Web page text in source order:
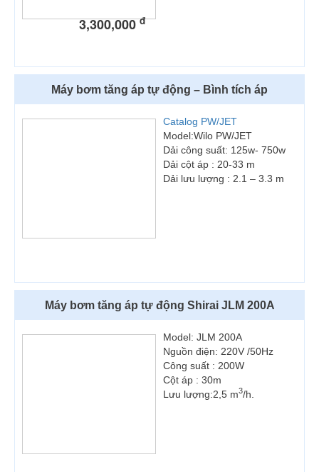
3,300,000đ
Máy bơm tăng áp tự động – Bình tích áp
Catalog PW/JET
Model:Wilo PW/JET
Dải công suất: 125w- 750w
Dải cột áp : 20-33 m
Dải lưu lượng : 2.1 – 3.3 m
Máy bơm tăng áp tự động Shirai JLM 200A
Model: JLM 200A
Nguồn điện: 220V /50Hz
Công suất : 200W
Cột áp : 30m
Lưu lượng:2,5 m3/h.